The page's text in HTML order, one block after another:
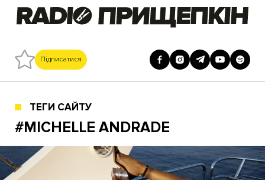
Підписатися
ТЕГИ САЙТУ
#MICHELLE ANDRADE